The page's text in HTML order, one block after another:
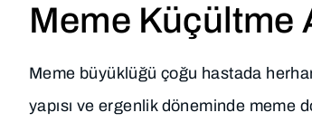
Meme Küçültme
Meme büyüklüğü çoğu hastada
yapısı ve ergenlik döneminde meme